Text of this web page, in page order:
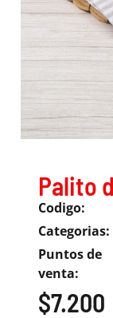
Palito
Codigo:
Categorias:
Puntos de
venta:
$7.200